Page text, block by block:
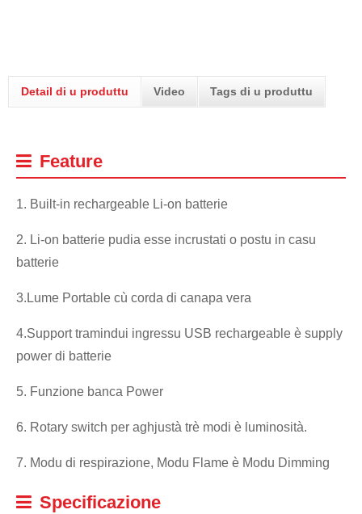
Detail di u produttu Video Tags di u produttu
Feature
1. Built-in rechargeable Li-on batterie
2. Li-on batterie pudia esse incrustati o postu in casu
batterie
3.Lume Portable cù corda di canapa vera
4.Support tramindui ingressu USB rechargeable è supply
power di batterie
5. Funzione banca Power
6. Rotary switch per aghjustà trè modi è luminosità.
7. Modu di respirazione, Modu Flame è Modu Dimming
Specificazione